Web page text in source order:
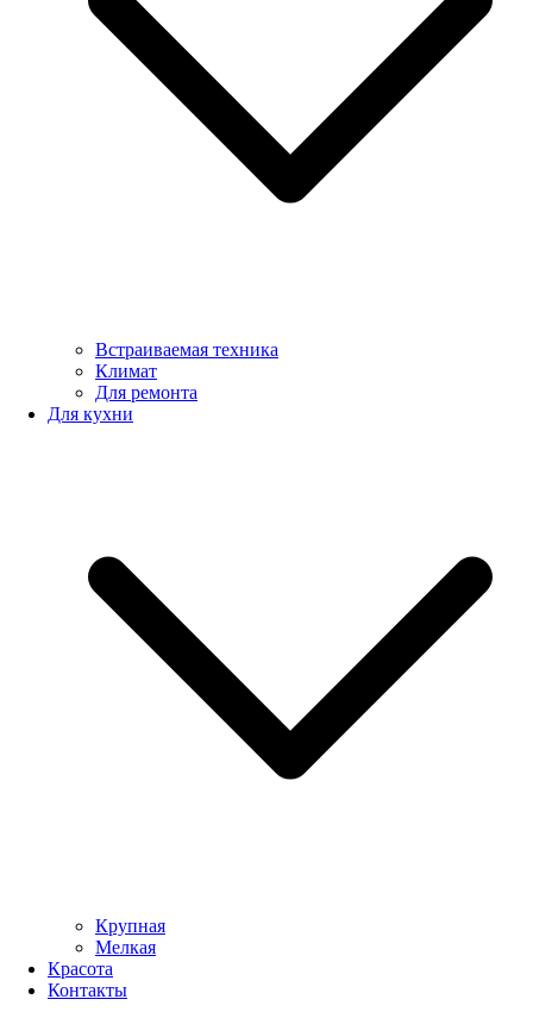
Встраиваемая техника
Климат
Для ремонта
Для кухни
Крупная
Мелкая
Красота
Контакты